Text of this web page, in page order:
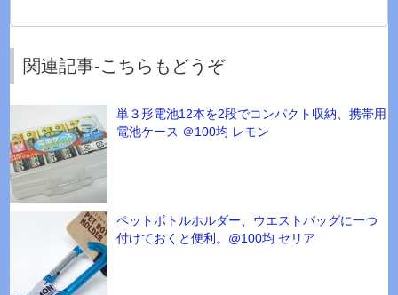
関連記事-こちらもどうぞ
単３形電池12本を2段でコンパクト収納、携帯用
電池ケース ＠100均 レモン
ペットボトルホルダー、ウエストバッグに一つ
付けておくと便利。@100均 セリア